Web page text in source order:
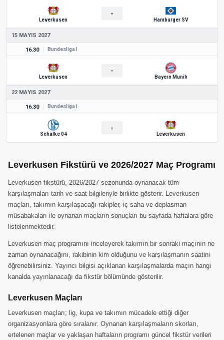
Leverkusen
-
Hamburger SV
15 MAYIS 2027
16.30 Bundesliga I
Leverkusen
-
Bayern Munih
22 MAYIS 2027
16.30 Bundesliga I
Schalke 04
-
Leverkusen
Leverkusen Fikstürü ve 2026/2027 Maç Programı
Leverkusen fikstürü, 2026/2027 sezonunda oynanacak tüm
karşılaşmaları tarih ve saat bilgileriyle birlikte gösterir. Leverkusen
maçları, takımın karşılaşacağı rakipler, iç saha ve deplasman
müsabakaları ile oynanan maçların sonuçları bu sayfada haftalara göre
listelenmektedir.
Leverkusen maç programını inceleyerek takımın bir sonraki maçının ne
zaman oynanacağını, rakibinin kim olduğunu ve karşılaşmanın saatini
öğrenebilirsiniz. Yayıncı bilgisi açıklanan karşılaşmalarda maçın hangi
kanalda yayınlanacağı da fikstür bölümünde gösterilir.
Leverkusen Maçları
Leverkusen maçları; lig, kupa ve takımın mücadele ettiği diğer
organizasyonlara göre sıralanır. Oynanan karşılaşmaların skorları,
ertelenen maçlar ve yaklaşan haftaların programı güncel fikstür verileri